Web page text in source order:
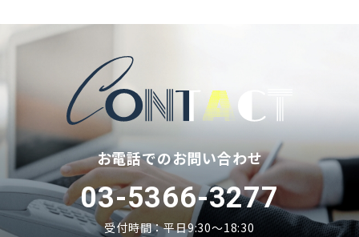
お電話でのお問い合わせ
03-5366-3277
受付時間：平日9:30〜18:30